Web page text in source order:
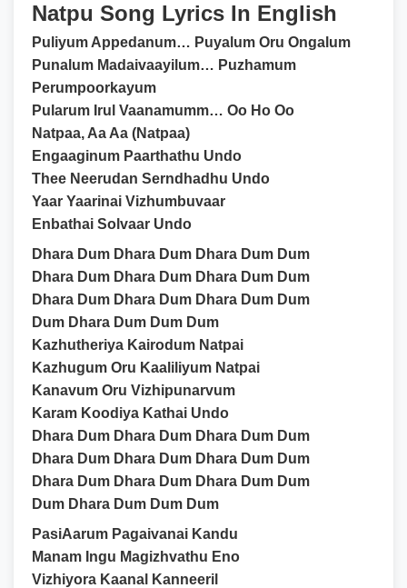
Natpu Song Lyrics In English
Puliyum Appedanum… Puyalum Oru Ongalum
Punalum Madaivaayilum… Puzhamum
Perumpoorkayum
Pularum Irul Vaanamumm… Oo Ho Oo
Natpaa, Aa Aa (Natpaa)
Engaaginum Paarthathu Undo
Thee Neerudan Serndhadhu Undo
Yaar Yaarinai Vizhumbuvaar
Enbathai Solvaar Undo
Dhara Dum Dhara Dum Dhara Dum Dum
Dhara Dum Dhara Dum Dhara Dum Dum
Dhara Dum Dhara Dum Dhara Dum Dum
Dum Dhara Dum Dum Dum
Kazhutheriya Kairodum Natpai
Kazhugum Oru Kaaliliyum Natpai
Kanavum Oru Vizhipunarvum
Karam Koodiya Kathai Undo
Dhara Dum Dhara Dum Dhara Dum Dum
Dhara Dum Dhara Dum Dhara Dum Dum
Dhara Dum Dhara Dum Dhara Dum Dum
Dum Dhara Dum Dum Dum
PasiAarum Pagaivanai Kandu
Manam Ingu Magizhvathu Eno
Vizhiyora Kaanal Kanneeril